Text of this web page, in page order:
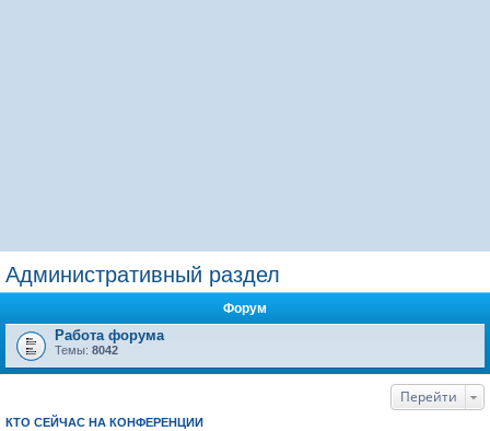
Административный раздел
Форум
Работа форума
Темы: 8042
Перейти
КТО СЕЙЧАС НА КОНФЕРЕНЦИИ